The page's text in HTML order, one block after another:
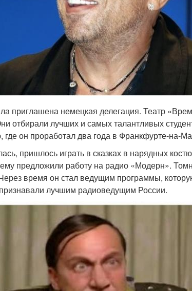
приглашена немецкая делегация. Театр
отбирали лучших и самых талантливых
он проработал два года в Франкфурте-на-
пришлось играть в сказках в нарядных
предложили работу на радио «Модерн».
время он стал ведущим программы,
лучшим радиоведущим России.